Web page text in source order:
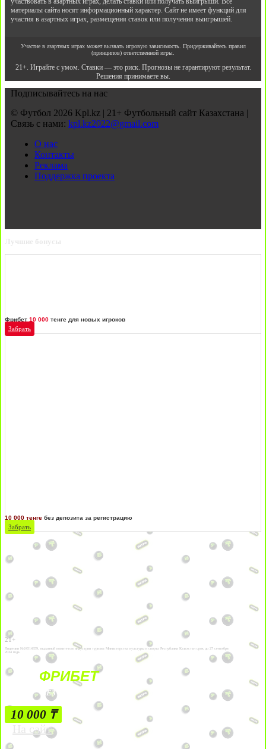
материалы сайта носят информационный характер. Сайт не имеет функций для
участия в азартных играх, размещения ставок или получения выигрышей.
Участие в азартных играх может вызвать игровую зависимость. Придерживайтесь правил
(принципов) ответственной игры.
21+. Играйте с умом. Ставки — это риск. Прогнозы не гарантируют результат.
Решения принимаете вы.
Подписывайтесь на нас
© Футбол 2026 Kpl.kz | 21+ Футбольный сайт Казахстана |
Связь с нами: kpl.kz2022@gmail.com
О нас
Контакты
Реклама
Поддержка проекта
Лучшие бонусы
Фрибет 10 000 тенге для новых игроков
Забрать
10 000 тенге без депозита за регистрацию
Забрать
21+
Лицензии №24514359, выданной комитетом индустрии туризма Министерства культуры и спорта Республики Казахстан срок до 27 сентября
2034 года.
ФРИБЕТ
БЕЗ УСЛОВИЙ
10 000 ₸
На сайт